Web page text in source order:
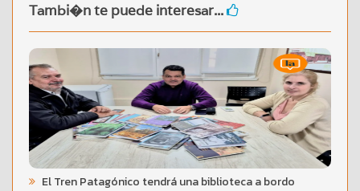
Tambi�n te puede interesar...
El Tren Patagónico tendrá una biblioteca a bordo